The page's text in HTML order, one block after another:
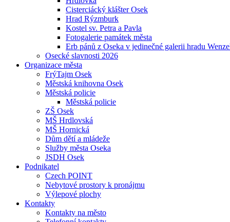
Cisterciácký klášter Osek
Hrad Rýzmburk
Kostel sv. Petra a Pavla
Fotogalerie památek města
Erb pánů z Oseka v jedinečné galerii hradu
Osecké slavnosti 2026
Organizace města
FrýTajm Osek
Městská knihovna Osek
Městská policie
Městská policie
ZŠ Osek
MŠ Hrdlovská
MŠ Hornická
Dům dětí a mládeže
Služby města Oseka
JSDH Osek
Podnikatel
Czech POINT
Nebytové prostory k pronájmu
Výlepové plochy
Kontakty
Kontakty na město